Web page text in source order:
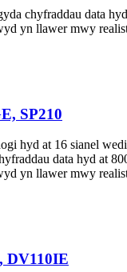
chyfraddau data
yn llawer mwy
SP210
hyd at 16 sianel
data hyd
yn llawer mwy
DV110IE